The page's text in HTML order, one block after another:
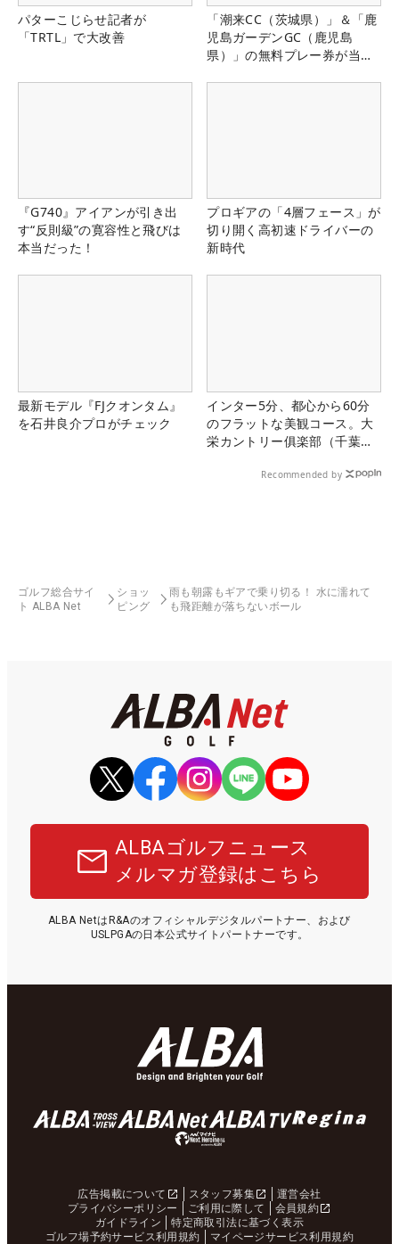
パターこじらせ記者が
「TRTL」で大改善
「潮来CC（茨城県）」＆「鹿
児島ガーデンGC（鹿児島
県）」の無料プレー券が当た
『G740』アイアンが引き出
す“反則級”の寛容性と飛びは
本当だった！
プロギアの「4層フェース」が
切り開く高初速ドライバーの
新時代
最新モデル『FJクオンタム』
を石井良介プロがチェック
インター5分、都心から60分
のフラットな美観コース。大
栄カントリー俱楽部（千葉
Recommended by
ゴルフ総合サイ
ト ALBA Net
ショッ
ピング
雨も朝露もギアで乗り切る！ 水に濡れて
も飛距離が落ちないボール
ALBAゴルフニュース
メルマガ登録はこちら
ALBA NetはR&Aのオフィシャルデジタルパートナー、および
USLPGAの日本公式サイトパートナーです。
広告掲載について スタッフ募集
運営会社
プライバシーポリシー
ご利用に際して
会員規約
ガイドライン
特定商取引法に基づく表示
ゴルフ場予約サービス利用規約
マイページサービス利用規約